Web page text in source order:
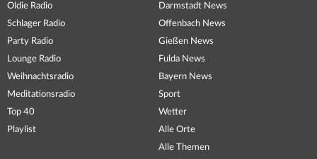
Oldie Radio
Schlager Radio
Party Radio
Lounge Radio
Weihnachtsradio
Meditationsradio
Top 40
Playlist
Darmstadt News
Offenbach News
Gießen News
Fulda News
Bayern News
Sport
Wetter
Alle Orte
Alle Themen